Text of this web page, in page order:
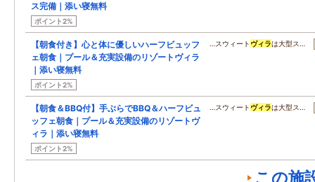
ス完備｜添い寝無料
ポイント2%
【朝食付き】心と体に優しいハーフビュッフ
ェ朝食｜プール＆充実設備のリゾートヴィラ
｜添い寝無料
ポイント2%
…スウィート ヴィラは大型ス…
【朝食＆BBQ付】手ぶらでBBQ＆ハーフビュ
ッフェ朝食｜プール＆充実設備のリゾートヴ
ィラ｜添い寝無料
ポイント2%
…スウィート ヴィラは大型ス…
この施